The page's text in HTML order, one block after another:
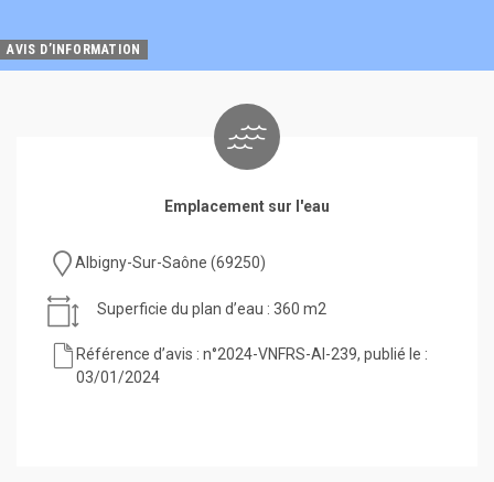
AVIS D’INFORMATION
Emplacement sur l'eau
Albigny-Sur-Saône (69250)
Superficie du plan d’eau : 360 m2
Référence d’avis : n°2024-VNFRS-AI-239, publié le :
03/01/2024